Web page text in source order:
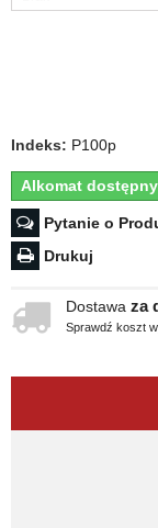
Indeks: P100p
Alkomat
Pytanie o
Drukuj
Dostawa za
Sprawdź koszt